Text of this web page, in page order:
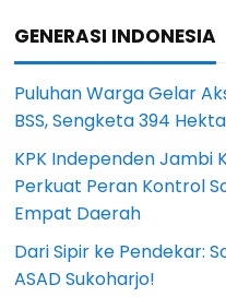
GENERASI INDONESIA
Puluhan Warga Gelar
BSS, Sengketa 394
KPK Independen Jambi
Perkuat Peran Kontrol
Empat Daerah
Dari Sipir ke Pendekar:
ASAD Sukoharjo!